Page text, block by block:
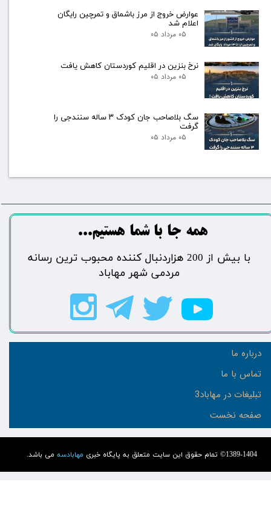
عوارض خروج از مرز باشماق و تمرچین رایگان
اعلام شد
۰۵ مرداد ۰۵
نرخ بنزین در اقلیم کوردستان کاهش یافت
۰۵ مرداد ۰۵
سگ بلاصاحب جان کودک ۳ ساله سنندجی را
گرفت
۰۵ مرداد ۰۵
1389-1404© تمام حقوق این سایت متعلق به پایگاه خبری مهابادسه می باشد.
درباره ما
تماس با ما
تبلیغات در مهاباد3
صفحه نخست
​​​همه جا با شما هستیم...​​​​​​​​​​​​​​
​با بیش از 200 هزاردنبال کننده محبوب ترین رسانه
مردمی شهر مهاباد​​​​​​​​​​​​​​